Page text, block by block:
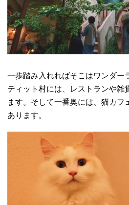
一歩踏み入れればそこはワンダー
ティット村には、レストランや雑
ます。そして一番奥には、猫カフ
あります。